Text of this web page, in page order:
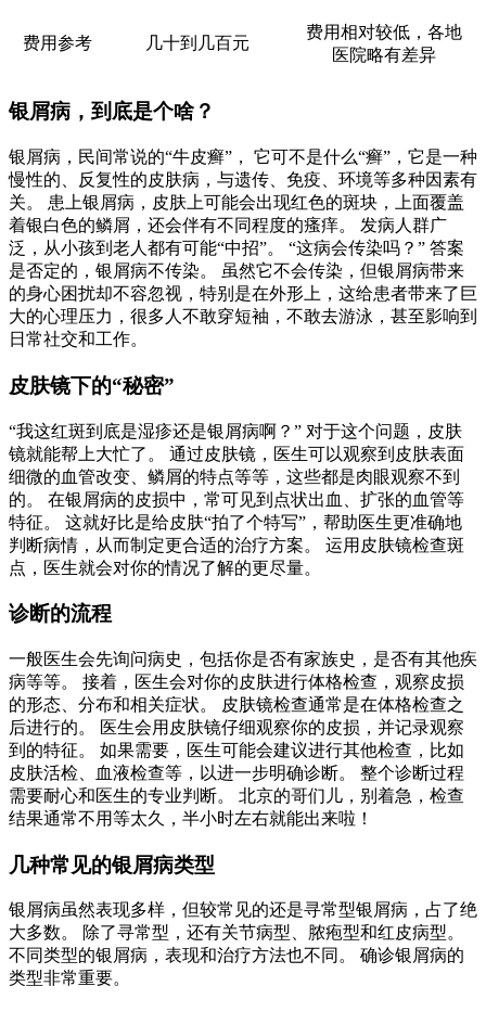
费用参考 几十到几百元
费用相对较低，各地
医院略有差异
银屑病，到底是个啥？
银屑病，民间常说的“牛皮癣”， 它可不是什么“癣”，它是一种
慢性的、反复性的皮肤病，与遗传、免疫、环境等多种因素有
关。 患上银屑病，皮肤上可能会出现红色的斑块，上面覆盖
着银白色的鳞屑，还会伴有不同程度的瘙痒。 发病人群广
泛，从小孩到老人都有可能“中招”。 “这病会传染吗？” 答案
是否定的，银屑病不传染。 虽然它不会传染，但银屑病带来
的身心困扰却不容忽视，特别是在外形上，这给患者带来了巨
大的心理压力，很多人不敢穿短袖，不敢去游泳，甚至影响到
日常社交和工作。
皮肤镜下的“秘密”
“我这红斑到底是湿疹还是银屑病啊？” 对于这个问题，皮肤
镜就能帮上大忙了。 通过皮肤镜，医生可以观察到皮肤表面
细微的血管改变、鳞屑的特点等等，这些都是肉眼观察不到
的。 在银屑病的皮损中，常可见到点状出血、扩张的血管等
特征。 这就好比是给皮肤“拍了个特写”，帮助医生更准确地
判断病情，从而制定更合适的治疗方案。 运用皮肤镜检查斑
点，医生就会对你的情况了解的更尽量。
诊断的流程
一般医生会先询问病史，包括你是否有家族史，是否有其他疾
病等等。 接着，医生会对你的皮肤进行体格检查，观察皮损
的形态、分布和相关症状。 皮肤镜检查通常是在体格检查之
后进行的。 医生会用皮肤镜仔细观察你的皮损，并记录观察
到的特征。 如果需要，医生可能会建议进行其他检查，比如
皮肤活检、血液检查等，以进一步明确诊断。 整个诊断过程
需要耐心和医生的专业判断。 北京的哥们儿，别着急，检查
结果通常不用等太久，半小时左右就能出来啦！
几种常见的银屑病类型
银屑病虽然表现多样，但较常见的还是寻常型银屑病，占了绝
大多数。 除了寻常型，还有关节病型、脓疱型和红皮病型。
不同类型的银屑病，表现和治疗方法也不同。 确诊银屑病的
类型非常重要。